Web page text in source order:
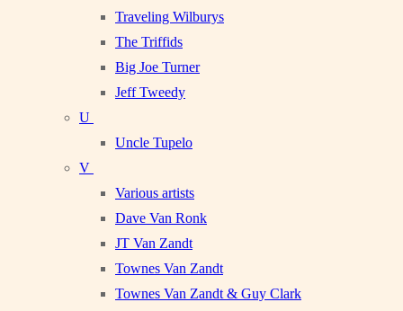
Traveling Wilburys
The Triffids
Big Joe Turner
Jeff Tweedy
U
Uncle Tupelo
V
Various artists
Dave Van Ronk
JT Van Zandt
Townes Van Zandt
Townes Van Zandt & Guy Clark